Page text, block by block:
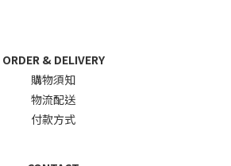
ORDER & DELIVERY
購物須知
物流配送
付款方式